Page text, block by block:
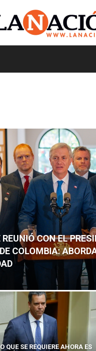
CON EL
COLOMBIA:
QUE SE REQUIERE AHORA ES